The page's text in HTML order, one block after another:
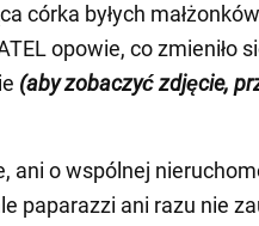
córka byłych
opowie, co zmieniło
(aby zobaczyć zdjęcie,
ani o wspólnej
paparazzi ani razu nie